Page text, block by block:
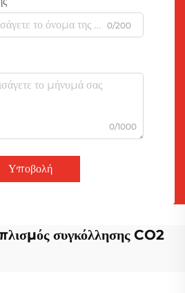
0/200
0/1000
Υποβολή
συγκόλλησης CO2